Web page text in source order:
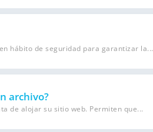
hábito de seguridad para garantizar la...
archivo?
de alojar su sitio web. Permiten que...